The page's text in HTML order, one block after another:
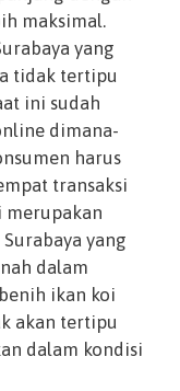
maksimal.
yang
tidak tertipu
ini sudah
dimana-
harus
transaksi
merupakan
yang
dalam
ikan koi
akan tertipu
dalam kondisi